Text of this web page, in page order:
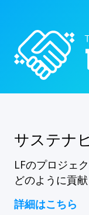
サステナ
LFのプロジェ
どのように貢
詳細はこちら